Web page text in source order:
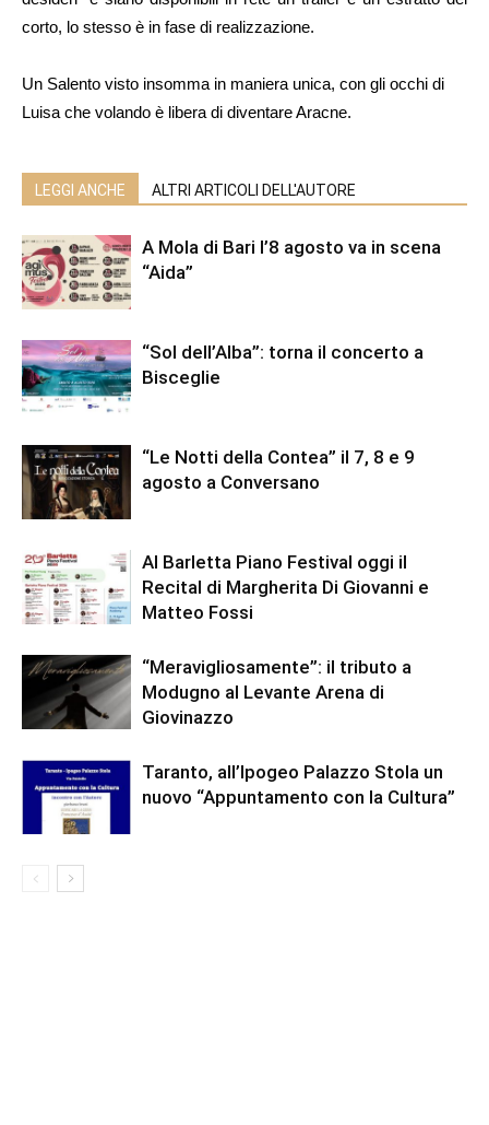
corto, lo stesso è in fase di realizzazione.
Un Salento visto insomma in maniera unica, con gli occhi di
Luisa che volando è libera di diventare Aracne.
LEGGI ANCHE ALTRI ARTICOLI DELL'AUTORE
A Mola di Bari l’8 agosto va in scena
“Aida”
“Sol dell’Alba”: torna il concerto a
Bisceglie
“Le Notti della Contea” il 7, 8 e 9
agosto a Conversano
Al Barletta Piano Festival oggi il
Recital di Margherita Di Giovanni e
Matteo Fossi
“Meravigliosamente”: il tributo a
Modugno al Levante Arena di
Giovinazzo
Taranto, all’Ipogeo Palazzo Stola un
nuovo “Appuntamento con la Cultura”